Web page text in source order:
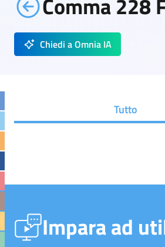
Chiedi a Omnia IA
Tutto
Impara ad